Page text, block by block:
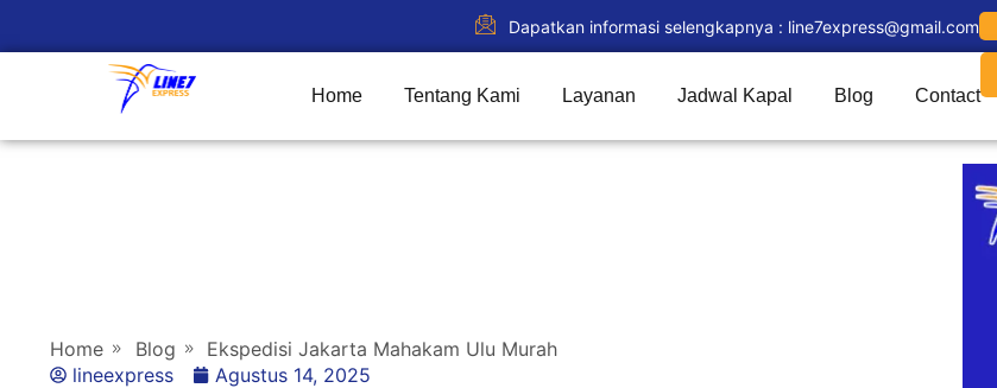
Dapatkan informasi selengkapnya : line7express@gmail.com
Home Tentang Kami Layanan Jadwal Kapal Blog Contact
Home Blog
Ekspedisi Jakarta Mahakam Ulu Murah
lineexpress
Agustus 14, 2025